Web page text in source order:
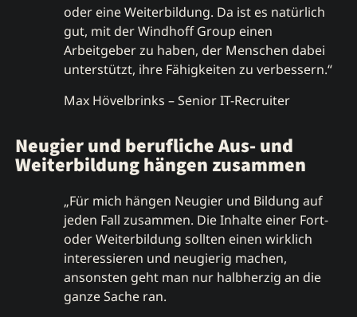
oder eine Weiterbildung. Da ist es natürlich
gut, mit der Windhoff Group einen
Arbeitgeber zu haben, der Menschen dabei
unterstützt, ihre Fähigkeiten zu verbessern.“
Max Hövelbrinks – Senior IT-Recruiter
Neugier und berufliche Aus- und
Weiterbildung hängen zusammen
„Für mich hängen Neugier und Bildung auf
jeden Fall zusammen. Die Inhalte einer Fort-
oder Weiterbildung sollten einen wirklich
interessieren und neugierig machen,
ansonsten geht man nur halbherzig an die
ganze Sache ran.